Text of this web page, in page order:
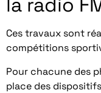
la radio
Ces travaux sont
compétitions
Pour chacune des
place des